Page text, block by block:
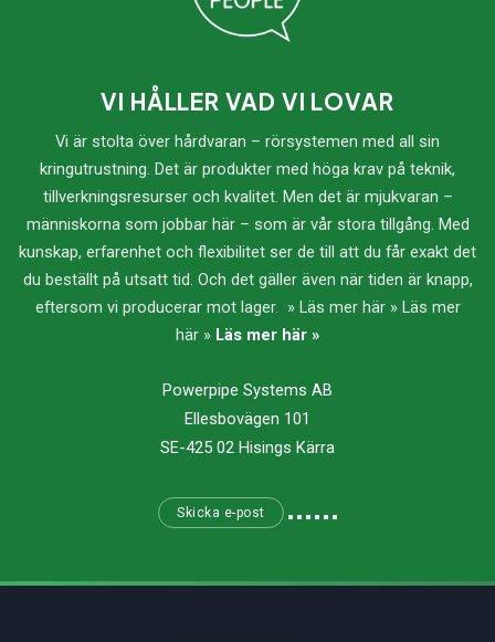
VI HÅLLER VAD VI LOVAR
Vi är stolta över hårdvaran – rörsystemen med all sin
kringutrustning. Det är produkter med höga krav på teknik,
tillverkningsresurser och kvalitet. Men det är mjukvaran –
människorna som jobbar här – som är vår stora tillgång. Med
kunskap, erfarenhet och flexibilitet ser de till att du får exakt det
du beställt på utsatt tid. Och det gäller även när tiden är knapp,
eftersom vi producerar mot lager. » Läs mer här » Läs mer
här » Läs mer här »
Powerpipe Systems AB
Ellesbovägen 101
SE-425 02 Hisings Kärra
Skicka e-post